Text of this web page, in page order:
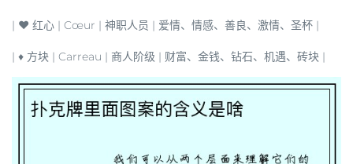
| ♥ 红心 | Cœur | 神职人员 | 爱情、情感、善良、激情、圣杯 |
| ♦ 方块 | Carreau | 商人阶级 | 财富、金钱、钻石、机遇、砖块 |